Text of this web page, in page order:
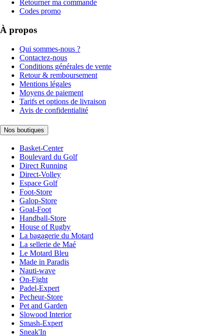
Retourner ma commande
Codes promo
À propos
Qui sommes-nous ?
Contactez-nous
Conditions générales de vente
Retour & remboursement
Mentions légales
Moyens de paiement
Tarifs et options de livraison
Avis de confidentialité
Nos boutiques
Basket-Center
Boulevard du Golf
Direct Running
Direct-Volley
Espace Golf
Foot-Store
Galop-Store
Goal-Foot
Handball-Store
House of Rugby
La bagagerie du Motard
La sellerie de Maé
Le Motard Bleu
Made in Paradis
Nauti-wave
On-Fight
Padel-Expert
Pecheur-Store
Pet and Garden
Slowood Interior
Smash-Expert
Sneak'In